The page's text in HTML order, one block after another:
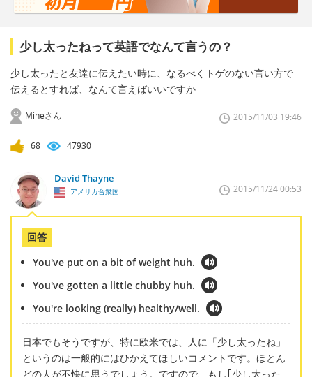
少し太ったねって英語でなんて言うの？
少し太ったと友達に伝えたい時に、なるべくトゲのない言い方で
伝えるとすれば、なんて言えばいいですか
Mineさん 2015/11/03 19:46
68 47930
David Thayne
アメリカ合衆国 2015/11/24 00:53
回答
You've put on a bit of weight huh.
You've gotten a little chubby huh.
You're looking (really) healthy/well.
日本でもそうですが、特に欧米では、人に「少し太ったね」
というのは一般的にはひかえてほしいコメントです。ほとん
どの人が不快に思うでしょう。ですので、もし｢少し太った